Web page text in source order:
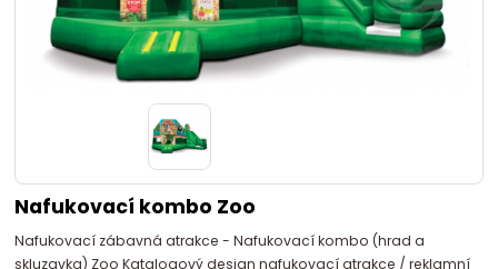
Nafukovací kombo Zoo
Nafukovací zábavná atrakce - Nafukovací kombo (hrad a
skluzavka) Zoo Katalogový design nafukovací atrakce / reklamní